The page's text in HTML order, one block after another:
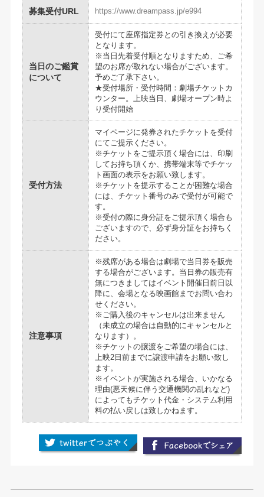
募集受付URL https://www.dreampass.jp/e994
当日のご鑑賞
について
受付にて座席指定券との引き換えが必要
となります。
※当日先着受付順となりますため、ご希
望のお席が取れない場合がございます。
予めご了承下さい。
★受付場所・受付時間：劇場チケットカ
ウンター。上映当日、劇場オープン時よ
り受付開始
受付方法
マイページに発券されたチケットを受付
にてご提示ください。
※チケットをご提示頂く場合には、印刷
してお持ち頂くか、携帯端末等でチケッ
ト画面の表示をお願い致します。
※チケットを提示することが困難な場合
には、チケット番号のみで受付が可能で
す。
※受付の際に身分証をご提示頂く場合も
ございますので、必ず身分証をお持ちく
ださい。
注意事項
※残席がある場合は劇場で当日券を販売
する場合がございます。当日券の販売有
無につきましてはイベント開催日前日以
降に、会場となる映画館までお問い合わ
せください。
※ご購入後のキャンセルは出来ません
（未成立の場合は自動的にキャンセルと
なります）。
※チケットの譲渡をご希望の場合には、
上映2日前までに譲渡申請をお願い致し
ます。
※イベントが実施される場合、いかなる
理由(悪天候に伴う交通機関の乱れなど)
によってもチケット代金・システム利用
料の払い戻しは致しかねます。